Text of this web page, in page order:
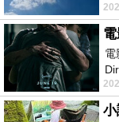
她
電